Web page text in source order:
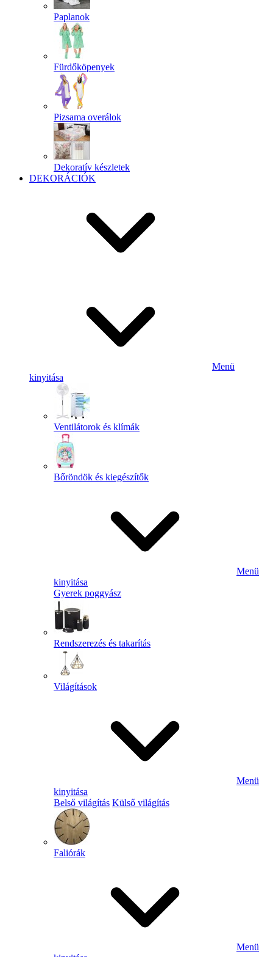
Paplanok
Fürdőköpenyek
Pizsama overálok
Dekoratív készletek
DEKORÁCIÓK
Menü
kinyitása
Ventilátorok és klímák
Bőröndök és kiegészítők
Menü
kinyitása
Gyerek poggyász
Rendszerezés és takarítás
Világítások
Menü
kinyitása
Belső világítás Külső világítás
Faliórák
Menü